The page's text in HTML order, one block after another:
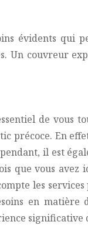
évidents
Un couvreur
de
précoce. En
il est
que vous
les
en